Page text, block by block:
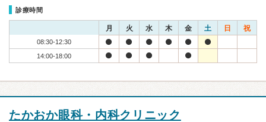
診療時間
月 火 水 木 金 土 日 祝
08:30-12:30
14:00-18:00
たかおか眼科・内科クリニック